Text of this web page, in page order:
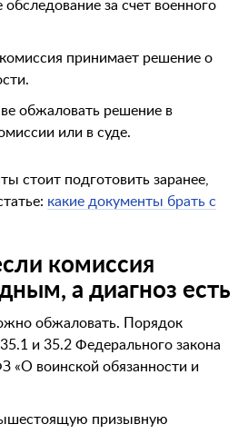
за счет военного
комиссия принимает решение о
обжаловать решение в
или в суде.
стоит подготовить заранее,
какие документы брать с
комиссия
а диагноз есть
обжаловать. Порядок
и 35.2 Федерального закона
«О воинской обязанности и
призывную